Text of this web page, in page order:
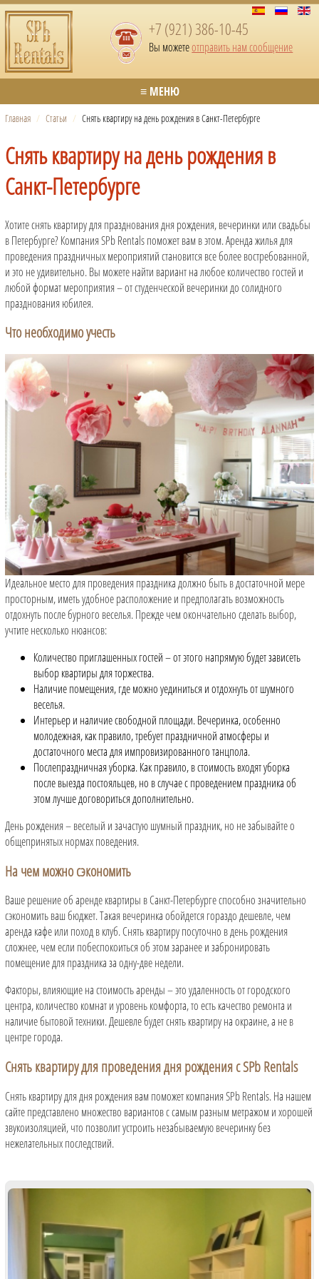
+7 (921) 386-10-45
Вы можетеотправить нам сообщение
≡ МЕНЮ
Главная / Статьи / Снять квартиру на день рождения в Санкт-Петербурге
Снять квартиру на день рождения в
Санкт-Петербурге
Хотите снять квартиру для празднования дня рождения, вечеринки или свадьбы
в Петербурге? Компания SPb Rentals поможет вам в этом. Аренда жилья для
проведения праздничных мероприятий становится все более востребованной,
и это не удивительно. Вы можете найти вариант на любое количество гостей и
любой формат мероприятия – от студенческой вечеринки до солидного
празднования юбилея.
Что необходимо учесть
Идеальное место для проведения праздника должно быть в достаточной мере
просторным, иметь удобное расположение и предполагать возможность
отдохнуть после бурного веселья. Прежде чем окончательно сделать выбор,
учтите несколько нюансов:
Количество приглашенных гостей – от этого напрямую будет зависеть
выбор квартиры для торжества.
Наличие помещения, где можно уединиться и отдохнуть от шумного
веселья.
Интерьер и наличие свободной площади. Вечеринка, особенно
молодежная, как правило, требует праздничной атмосферы и
достаточного места для импровизированного танцпола.
Послепраздничная уборка. Как правило, в стоимость входят уборка
после выезда постояльцев, но в случае с проведением праздника об
этом лучше договориться дополнительно.
День рождения – веселый и зачастую шумный праздник, но не забывайте о
общепринятых нормах поведения.
На чем можно сэкономить
Ваше решение об аренде квартиры в Санкт-Петербурге способно значительно
сэкономить ваш бюджет. Такая вечеринка обойдется гораздо дешевле, чем
аренда кафе или поход в клуб. Снять квартиру посуточно в день рождения
сложнее, чем если побеспокоиться об этом заранее и забронировать
помещение для праздника за одну-две недели.
Факторы, влияющие на стоимость аренды – это удаленность от городского
центра, количество комнат и уровень комфорта, то есть качество ремонта и
наличие бытовой техники. Дешевле будет снять квартиру на окраине, а не в
центре города.
Снять квартиру для проведения дня рождения с SPb Rentals
Снять квартиру для дня рождения вам поможет компания SPb Rentals. На нашем
сайте представлено множество вариантов с самым разным метражом и хорошей
звукоизоляцией, что позволит устроить незабываемую вечеринку без
нежелательных последствий.